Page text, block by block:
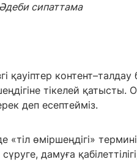
Әдеби сипаттама
қауіптер
тікелей қатысты.
деп есептейміз.
«тіл өміршеңдігі»
дамуға